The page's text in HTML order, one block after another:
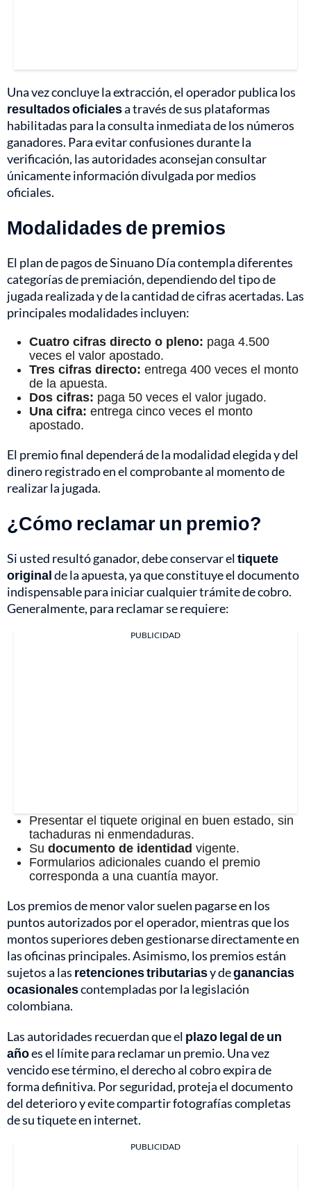
Una vez concluye la extracción, el operador publica los
resultados oficialesa través de sus plataformas
habilitadas para la consulta inmediata de los números
ganadores. Para evitar confusiones durante la
verificación, las autoridades aconsejan consultar
únicamente información divulgada por medios
oficiales.
Modalidades de premios
El plan de pagos de Sinuano Día contempla diferentes
categorías de premiación, dependiendo del tipo de
jugada realizada y de la cantidad de cifras acertadas. Las
principales modalidades incluyen:
Cuatro cifras directo o pleno: paga 4.500
veces el valor apostado.
Tres cifras directo: entrega 400 veces el monto
de la apuesta.
Dos cifras: paga 50 veces el valor jugado.
Una cifra: entrega cinco veces el monto
apostado.
El premio final dependerá de la modalidad elegida y del
dinero registrado en el comprobante al momento de
realizar la jugada.
¿Cómo reclamar un premio?
Si usted resultó ganador, debe conservar eltiquete
originalde la apuesta, ya que constituye el documento
indispensable para iniciar cualquier trámite de cobro.
Generalmente, para reclamar se requiere:
PUBLICIDAD
Presentar el tiquete original en buen estado, sin
tachaduras ni enmendaduras.
Su documento de identidad vigente.
Formularios adicionales cuando el premio
corresponda a una cuantía mayor.
Los premios de menor valor suelen pagarse en los
puntos autorizados por el operador, mientras que los
montos superiores deben gestionarse directamente en
las oficinas principales. Asimismo, los premios están
sujetos a las retenciones tributariasy deganancias
ocasionalescontempladas por la legislación
colombiana.
Las autoridades recuerdan que el plazo legal de un
añoes el límite para reclamar un premio. Una vez
vencido ese término, el derecho al cobro expira de
forma definitiva. Por seguridad, proteja el documento
del deterioro y evite compartir fotografías completas
de su tiquete en internet.
PUBLICIDAD